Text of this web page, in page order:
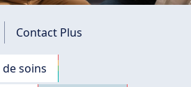
Contact Plus
soins